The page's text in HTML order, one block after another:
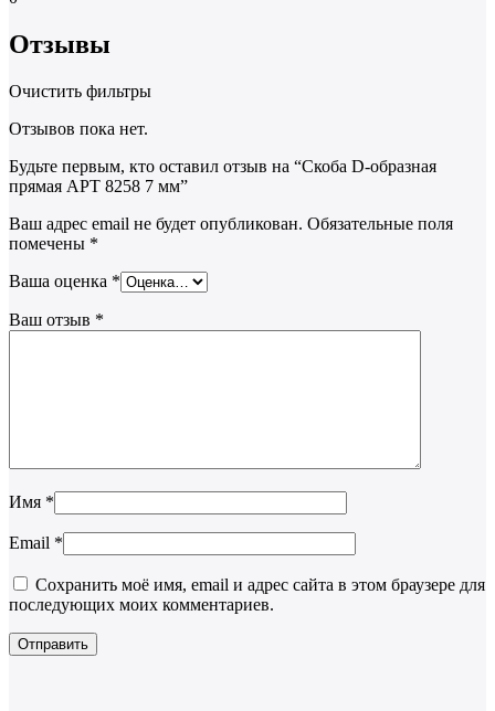
Отзывы
Очистить фильтры
Отзывов пока нет.
Будьте первым, кто оставил отзыв на “Скоба D-образная
прямая АРТ 8258 7 мм”
Ваш адрес email не будет опубликован. Обязательные поля
помечены *
Ваша оценка *
Ваш отзыв *
Имя *
Email *
Сохранить моё имя, email и адрес сайта в этом браузере для
последующих моих комментариев.